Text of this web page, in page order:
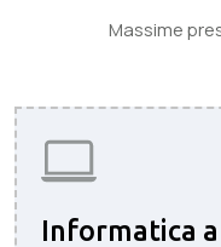
Massime
Informatica